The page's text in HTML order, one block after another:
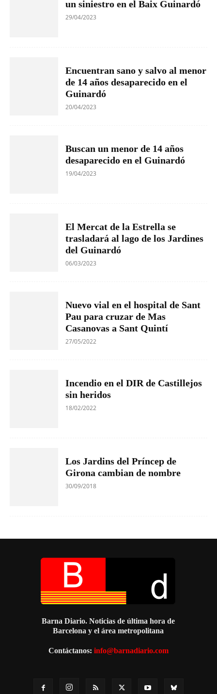
un siniestro en el Baix Guinardó
29/04/2023
Encuentran sano y salvo al menor
de 14 años desaparecido en el
Guinardó
20/04/2023
Buscan un menor de 14 años
desaparecido en el Guinardó
19/04/2023
El Mercat de la Estrella se
trasladará al lago de los Jardines
del Guinardó
06/03/2023
Nuevo vial en el hospital de Sant
Pau para cruzar de Mas
Casanovas a Sant Quintí
27/05/2022
Incendio en el DIR de Castillejos
sin heridos
18/02/2022
Los Jardins del Príncep de
Girona cambian de nombre
30/09/2018
Barna Diario. Noticias de última hora de
Barcelona y el área metropolitana
Contáctanos: info@barnadiario.com